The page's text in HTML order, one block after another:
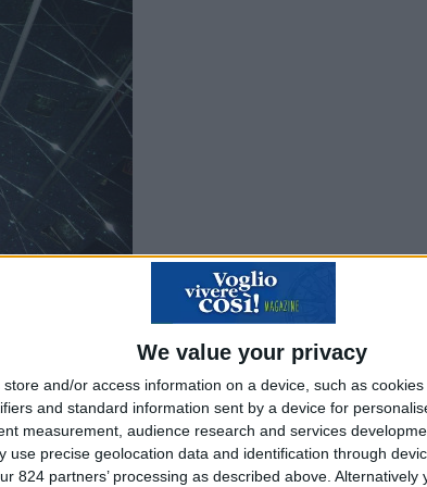
We value your privacy
store and/or access information on a device, such as
and standard information sent by a device for
measurement, audience research and services
use precise geolocation data and identification through
824 partners’ processing as described above. Alternatively
Le tecnologie nascoste dietro gli
avanzato venga
solo l’utilità concreta. Quando, poi, le
piuttosto a credere ai miracoli. E si
davanti a Biancaneve, a Peter Pan, a